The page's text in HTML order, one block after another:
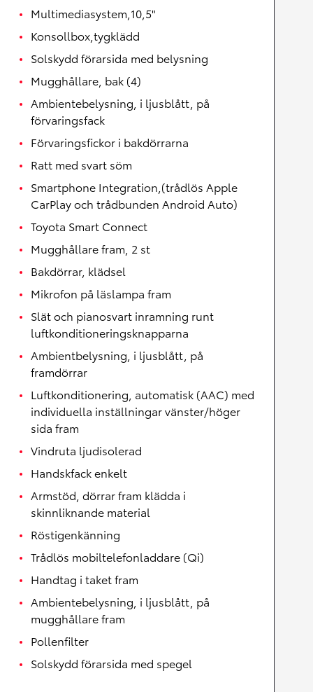
Multimediasystem,10,5"
Konsollbox,tygklädd
Solskydd förarsida med belysning
Mugghållare, bak (4)
Ambientebelysning, i ljusblått, på
förvaringsfack
Förvaringsfickor i bakdörrarna
Ratt med svart söm
Smartphone Integration,(trådlös Apple
CarPlay och trådbunden Android Auto)
Toyota Smart Connect
Mugghållare fram, 2 st
Bakdörrar, klädsel
Mikrofon på läslampa fram
Slät och pianosvart inramning runt
luftkonditioneringsknapparna
Ambientbelysning, i ljusblått, på
framdörrar
Luftkonditionering, automatisk (AAC) med
individuella inställningar vänster/höger
sida fram
Vindruta ljudisolerad
Handskfack enkelt
Armstöd, dörrar fram klädda i
skinnliknande material
Röstigenkänning
Trådlös mobiltelefonladdare (Qi)
Handtag i taket fram
Ambientebelysning, i ljusblått, på
mugghållare fram
Pollenfilter
Solskydd förarsida med spegel